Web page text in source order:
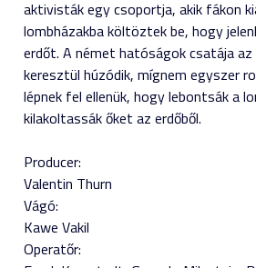
aktivisták egy csoportja, akik fákon
lombházakba költöztek be, hogy
erdőt. A német hatóságok csatája
keresztül húzódik, mígnem egyszer
lépnek fel ellenük, hogy lebontsák a
kilakoltassák őket az erdőből.
Producer:
Valentin Thurn
Vágó:
Kawe Vakil
Operatőr: